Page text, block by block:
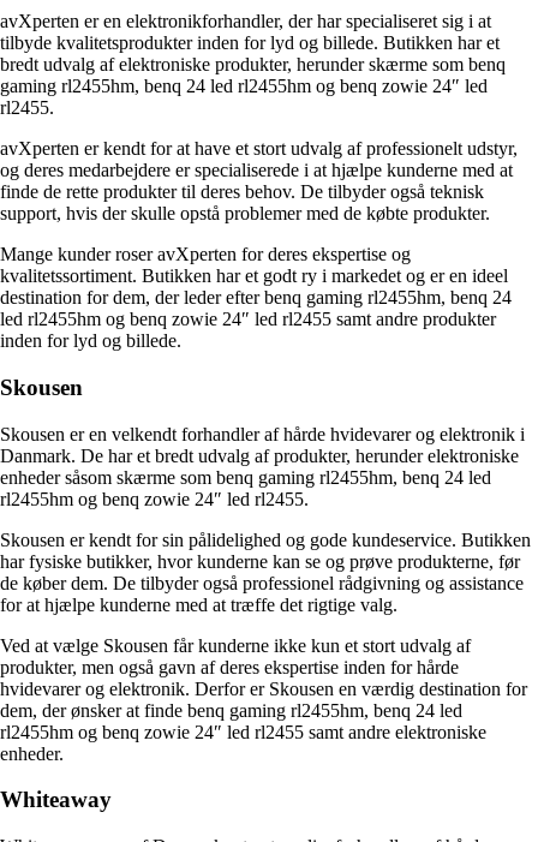
avXperten er en elektronikforhandler, der har specialiseret sig i at
tilbyde kvalitetsprodukter inden for lyd og billede. Butikken har et
bredt udvalg af elektroniske produkter, herunder skærme som benq
gaming rl2455hm, benq 24 led rl2455hm og benq zowie 24″ led
rl2455.
avXperten er kendt for at have et stort udvalg af professionelt udstyr,
og deres medarbejdere er specialiserede i at hjælpe kunderne med at
finde de rette produkter til deres behov. De tilbyder også teknisk
support, hvis der skulle opstå problemer med de købte produkter.
Mange kunder roser avXperten for deres ekspertise og
kvalitetssortiment. Butikken har et godt ry i markedet og er en ideel
destination for dem, der leder efter benq gaming rl2455hm, benq 24
led rl2455hm og benq zowie 24″ led rl2455 samt andre produkter
inden for lyd og billede.
Skousen
Skousen er en velkendt forhandler af hårde hvidevarer og elektronik i
Danmark. De har et bredt udvalg af produkter, herunder elektroniske
enheder såsom skærme som benq gaming rl2455hm, benq 24 led
rl2455hm og benq zowie 24″ led rl2455.
Skousen er kendt for sin pålidelighed og gode kundeservice. Butikken
har fysiske butikker, hvor kunderne kan se og prøve produkterne, før
de køber dem. De tilbyder også professionel rådgivning og assistance
for at hjælpe kunderne med at træffe det rigtige valg.
Ved at vælge Skousen får kunderne ikke kun et stort udvalg af
produkter, men også gavn af deres ekspertise inden for hårde
hvidevarer og elektronik. Derfor er Skousen en værdig destination for
dem, der ønsker at finde benq gaming rl2455hm, benq 24 led
rl2455hm og benq zowie 24″ led rl2455 samt andre elektroniske
enheder.
Whiteaway